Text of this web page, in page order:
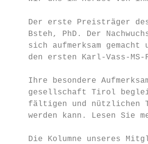
Der erste Preisträger
Bsteh, PhD. Der
sich aufmerksam gemacht
den ersten Karl-Vass-
Ihre besondere
gesellschaft Tirol
fältigen und nützlichen
werden kann. Lesen Sie
Die Kolumne unseres